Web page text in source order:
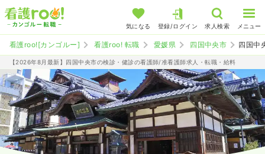
気になる 登録/ログイン 求人検索 メニュー
看護roo![カンゴルー] 看護roo! 転職 愛媛県 四国中央市 四国中
【2026年8月最新】四国中央市の検診・健診の看護師/准看護師求人・転職・給料